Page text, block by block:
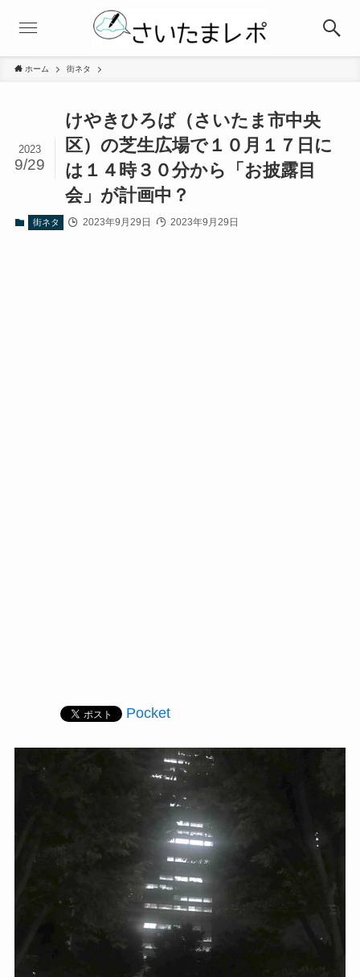
ホーム 街ネタ
けやきひろば（さいたま市中央
区）の芝生広場で１０月１７日に
は１４時３０分から「お披露目
会」が計画中？
2023
9/29
街ネタ 2023年9月29日 2023年9月29日
Pocket